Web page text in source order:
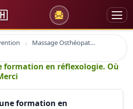
Massage Osthéopathie Kinésiologie
formation en réflexologie. Où
formation en